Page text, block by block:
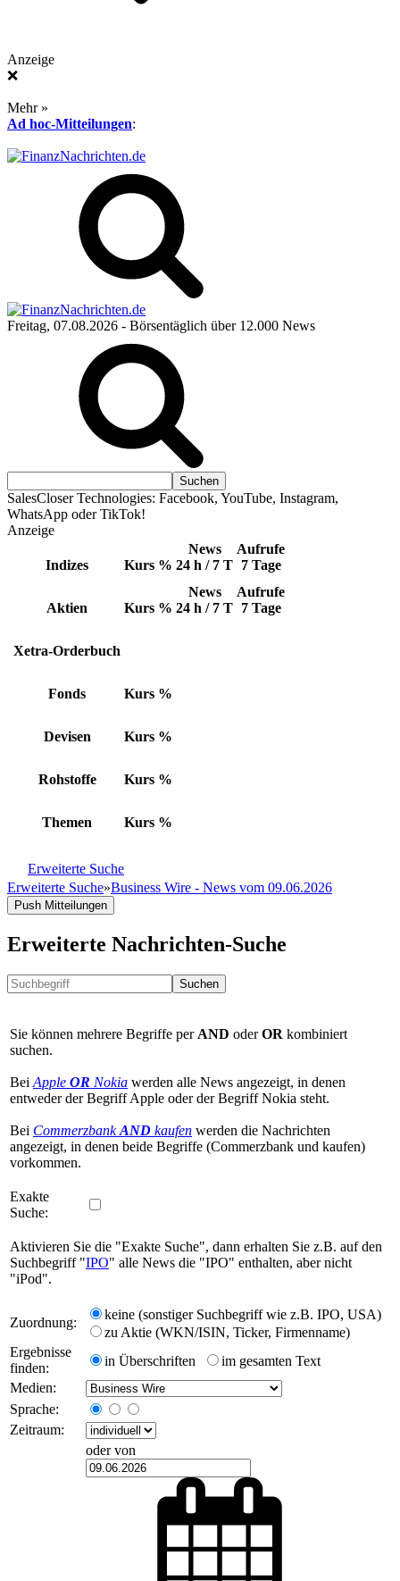
Anzeige
❌
Mehr »
Ad hoc-Mitteilungen:
Freitag, 07.08.2026 - Börsentäglich über 12.000 News
SalesCloser Technologies: Facebook, YouTube, Instagram,
WhatsApp oder TikTok!
Anzeige
Indizes Kurs %
News
24 h / 7 T
Aufrufe
7 Tage
Aktien Kurs %
News
24 h / 7 T
Aufrufe
7 Tage
Xetra-Orderbuch
Fonds Kurs %
Devisen Kurs %
Rohstoffe Kurs %
Themen Kurs %
Erweiterte Suche
Erweiterte Suche»Business Wire - News vom 09.06.2026
Push Mitteilungen
Erweiterte Nachrichten-Suche
Suchen
Sie können mehrere Begriffe per AND oderOR kombiniert
suchen.
Bei Apple OR Nokia werden alle News angezeigt, in denen
entweder der Begriff Apple oder der Begriff Nokia steht.
Bei CommerzbankAND kaufen werden die Nachrichten
angezeigt, in denen beide Begriffe (Commerzbank und kaufen)
vorkommen.
Exakte
Suche:
Aktivieren Sie die "Exakte Suche", dann erhalten Sie z.B. auf den
Suchbegriff "IPO" alle News die "IPO" enthalten, aber nicht
"iPod".
Zuordnung:
keine (sonstiger Suchbegriff wie z.B. IPO, USA)
zu Aktie (WKN/ISIN, Ticker, Firmenname)
Ergebnisse
finden:
in Überschriften
im gesamten Text
Medien:
Sprache:
Zeitraum:
oder von